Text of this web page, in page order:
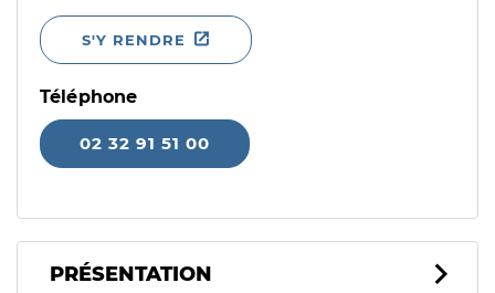
S'Y RENDRE
Téléphone
02 32 91 51 00
PRÉSENTATION